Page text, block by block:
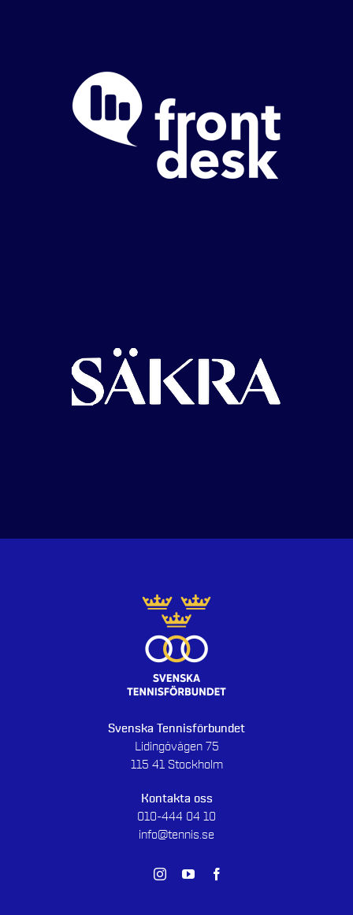
Svenska Tennisförbundet
Lidingövägen 75
115 41 Stockholm
Kontakta oss
010-444 04 10
info@tennis.se